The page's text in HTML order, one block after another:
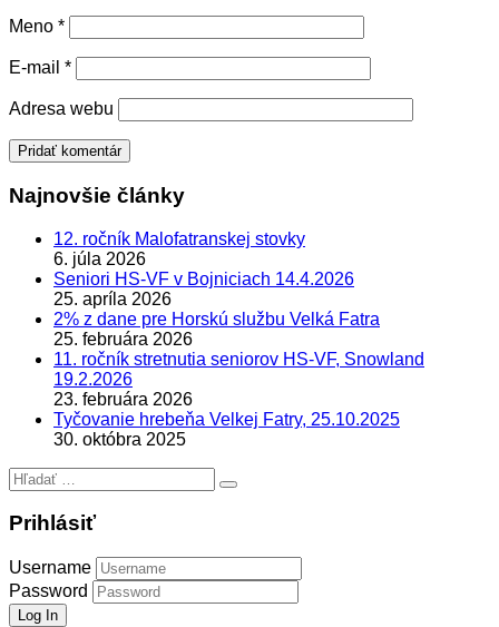
Meno *
E-mail *
Adresa webu
Najnovšie články
12. ročník Malofatranskej stovky
6. júla 2026
Seniori HS-VF v Bojniciach 14.4.2026
25. apríla 2026
2% z dane pre Horskú službu Velká Fatra
25. februára 2026
11. ročník stretnutia seniorov HS-VF, Snowland
19.2.2026
23. februára 2026
Tyčovanie hrebeňa Velkej Fatry, 25.10.2025
30. októbra 2025
Hľadať:
Prihlásiť
Username
Password